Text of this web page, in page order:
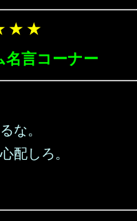
★ ★
名言コーナー
な。
配しろ。